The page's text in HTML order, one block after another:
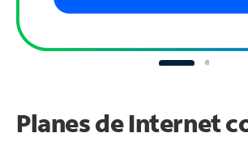
Planes de Internet